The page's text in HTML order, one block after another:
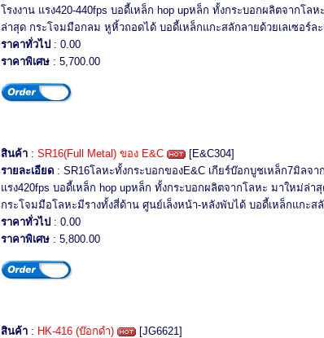
โรงงาน แรง420-440fps บอดี้เหล็ก hop upหล็ก ทั้งกระบอกผลิตจากโลห
ล่าสุด กระโจมมือกลม หูหิ้วถอดได้ บอดี้เหล็กแกะสลักลายด้วยเลเซอร์ล
ราคาทั่วไป : 0.00
ราคาพิเศษ : 5,700.00
สินค้า : SR16(Full Metal) ของ E&C
[E&C304]
รายละเอียด : SR16โลหะทั้งกระบอกของE&C เกียร์บ๊อกบูชเหล็ก7มิลจา
แรง420fps บอดี้เหล็ก hop upหล็ก ทั้งกระบอกผลิตจากโลหะ มาใหม่ล่า
กระโจมมือโลหะมีรางทั้งสี่ด้าน ศูนย์เล็งหน้า-หลังพับได้ บอดี้เหล็กแกะส
ราคาทั่วไป : 0.00
ราคาพิเศษ : 5,800.00
สินค้า : HK-416 (บ๊อกดำ)
[JG6621]